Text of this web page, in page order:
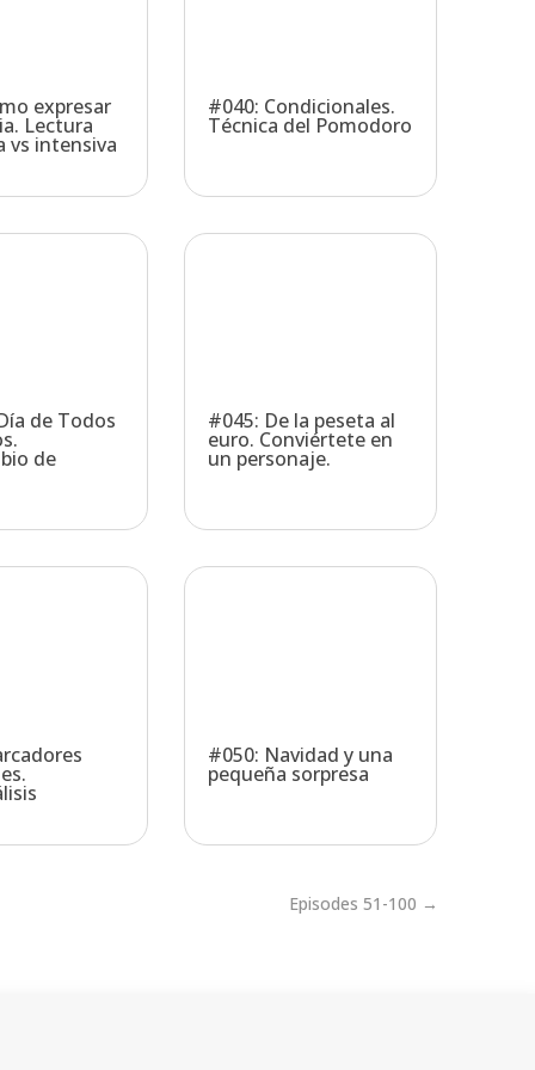
expresar
Lectura
vs intensiva
#040: Condicionales.
Técnica del Pomodoro
de Todos
de
#045: De la peseta al
euro. Conviértete en
un personaje.
#050: Navidad y una
pequeña sorpresa
Episodes 51-100 →